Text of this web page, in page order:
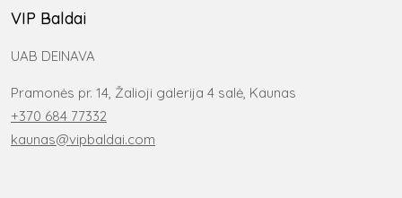
VIP Baldai
UAB DEINAVA
Pramonės pr. 14, Žalioji galerija 4 salė, Kaunas
+370 684 77332
kaunas@vipbaldai.com